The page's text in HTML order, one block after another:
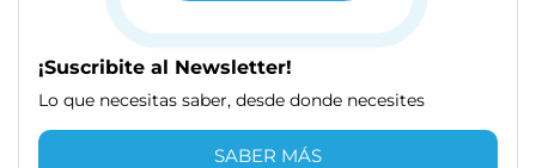
¡Suscribite al Newsletter!
Lo que necesitas saber, desde donde necesites
SABER MÁS